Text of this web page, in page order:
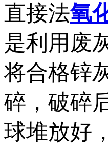
直接法氧
是利用废
将合格锌
碎，破碎
球堆放好